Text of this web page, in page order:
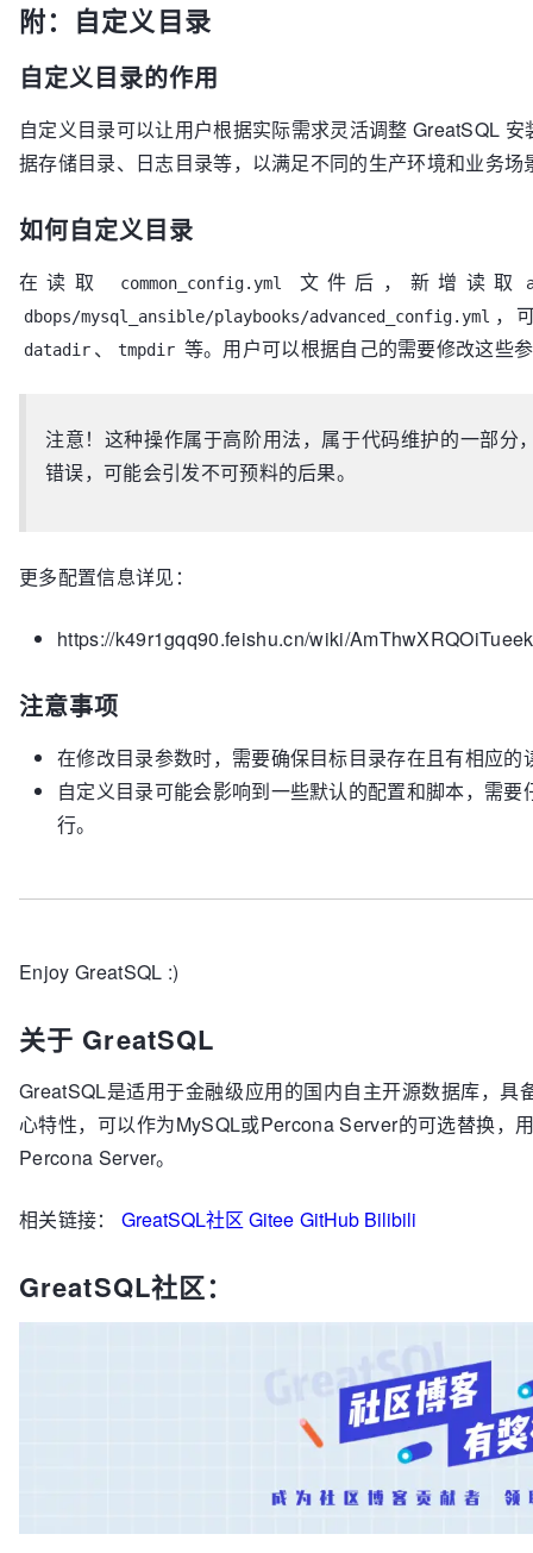
附：自定义目录
自定义目录的作用
自定义目录可以让用户根据实际需求灵活调整 GreatSQL
据存储目录、日志目录等，以满足不同的生产环境和业务场
如何自定义目录
在读取 common_config.yml 文件后，新增读取
dbops/mysql_ansible/playbooks/advanced_config.yml ，
datadir 、 tmpdir 等。用户可以根据自己的需要修改这些
注意！这种操作属于高阶用法，属于代码维护的一部
错误，可能会引发不可预料的后果。
更多配置信息详见：
https://k49r1gqq90.feishu.cn/wiki/
注意事项
在修改目录参数时，需要确保目标目录存在且有相应
自定义目录可能会影响到一些默认的配置和脚本，需
行。
Enjoy GreatSQL :)
关于 GreatSQL
GreatSQL是适用于金融级应用的国内自主开源数据库，
心特性，可以作为MySQL或Percona Server的可选替换，
Percona Server。
相关链接： GreatSQL社区 Gitee GitHub Bilibili
GreatSQL社区：